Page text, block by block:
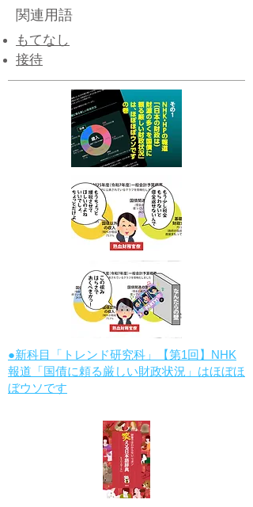
関連用語
もてなし
接待
●新科目「トレンド研究科」【第1回】NHK
報道「国債に頼る厳しい財政状況」はほぼほ
ぼウソです